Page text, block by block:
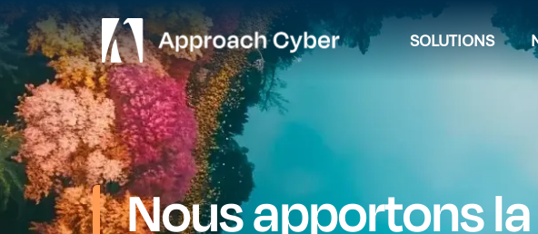
SOLUTIONS
Nous apportons